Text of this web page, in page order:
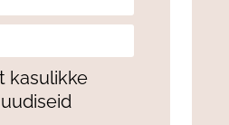
kasulikke